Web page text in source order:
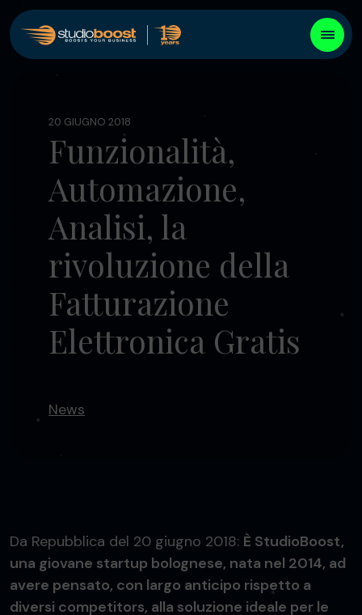
20 GIUGNO 2018
Funzionalità,
Automazione,
Analisi, la
rivoluzione della
Fatturazione
Elettronica Gratis
News
Da Repubblica del 20 giugno 2018: È StudioBoost,
una giovane startup bolognese, nata nel 2014, ad
avere pensato, con largo anticipo rispetto a
diversi competitors, alla soluzione ideale per le